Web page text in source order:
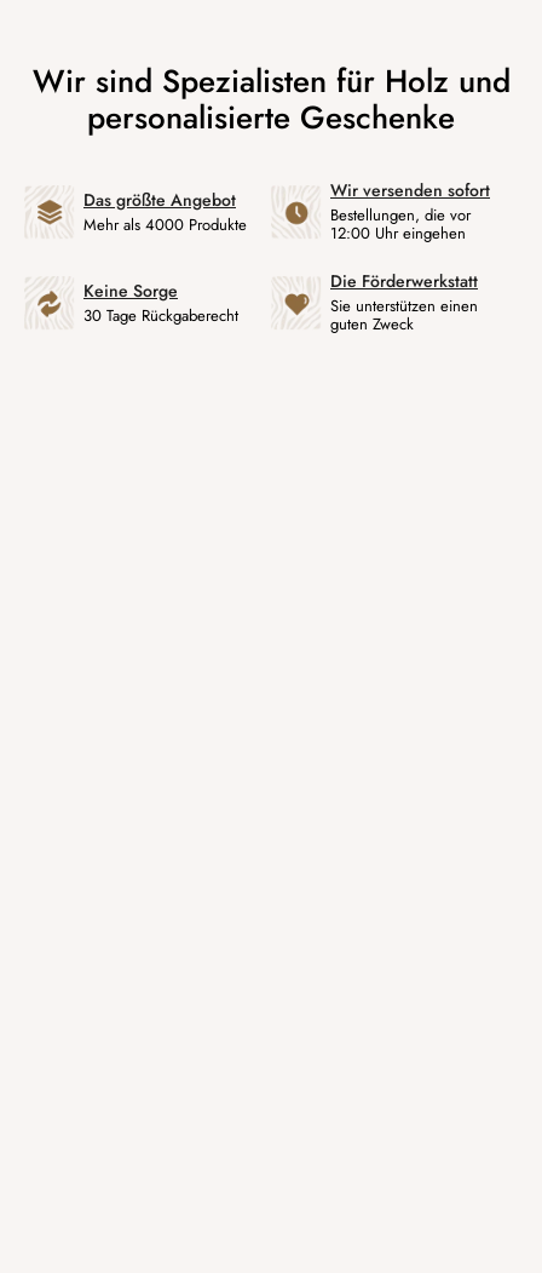
Das größte Angebot
Mehr als 4000 Produkte
Wir versenden sofort
Bestellungen, die vor
12:00 Uhr eingehen
Keine Sorge
30 Tage Rückgaberecht
Die Förderwerkstatt
Sie unterstützen einen
guten Zweck